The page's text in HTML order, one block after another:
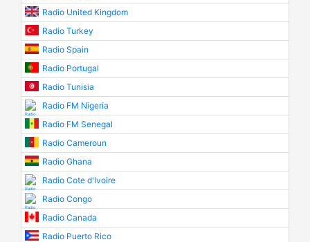
Radio United Kingdom
Radio Turkey
Radio Spain
Radio Portugal
Radio Tunisia
Radio FM Nigeria
Radio FM Senegal
Radio Cameroun
Radio Ghana
Radio Cote d'Ivoire
Radio Congo
Radio Canada
Radio Puerto Rico